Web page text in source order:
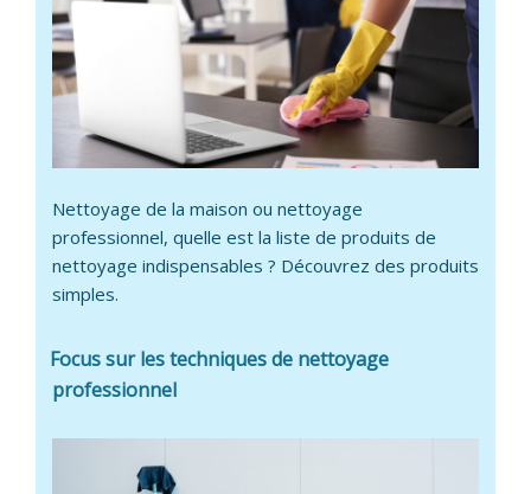
Nettoyage de la maison ou nettoyage
professionnel, quelle est la liste de produits de
nettoyage indispensables ? Découvrez des produits
simples.
Focus sur les techniques de nettoyage
professionnel